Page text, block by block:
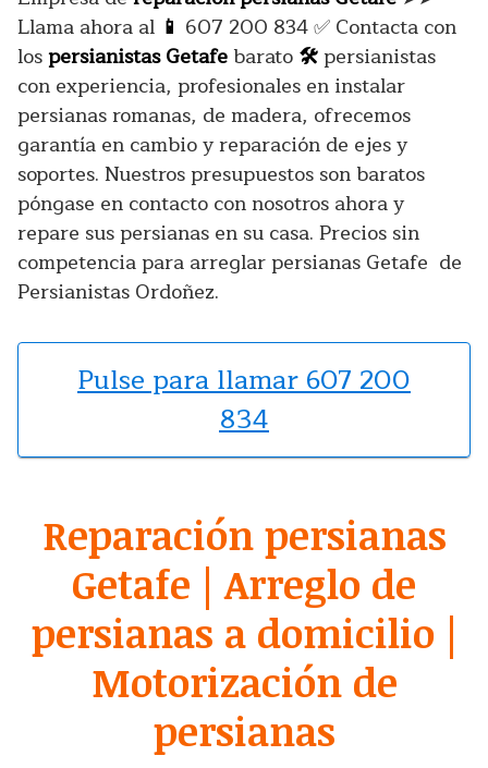
Llama ahora al 📱 607 200 834 ✅ Contacta con
lospersianistas Getafebarato 🛠️persianistas
con experiencia, profesionales en instalar
persianas romanas, de madera, ofrecemos
garantía en cambio y reparación de ejes y
soportes. Nuestros presupuestos son baratos
póngase en contacto con nosotros ahora y
repare sus persianas en su casa. Precios sin
competencia para arreglar persianas Getafe de
Persianistas Ordoñez.
Pulse para llamar 607 200
834
Reparación persianas
Getafe | Arreglo de
persianas a domicilio |
Motorización de
persianas